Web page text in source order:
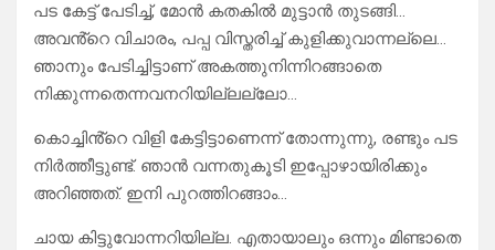
പട കേട്ട് പേടിച്ച്, മോൻ കതകിൽ മുട്ടാൻ തുടങ്ങി…
അവൻ്റെ വിചാരം, പപ്പ വിസ്തരിച്ച് കുളിക്കുവാന്നല്ലെ…
ഞാനും പേടിച്ചിട്ടാണ് അകത്തുനിന്നിറങ്ങാതെ
നിക്കുന്നതെന്നവനറിയില്ലല്ലോ…
കൊച്ചിൻ്റെ വിളി കേട്ടിട്ടാണെന്ന് തോന്നുന്നു, രണ്ടും പട
നിർത്തീട്ടുണ്ട്. ഞാൻ വന്നതുകൂടി ഇപ്പോഴായിരിക്കും
അറിഞ്ഞത്. ഇനി പുറത്തിറങ്ങാം…
ചായ കിട്ടുവോന്നറിയില്ല. എതായാലും ഒന്നും മിണ്ടാതെ